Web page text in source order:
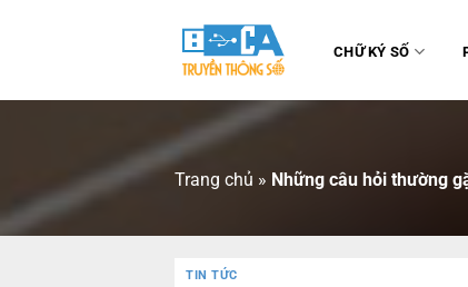
dung
CHỮ KÝ SỐ
Trang chủ » Những câu hỏi thường
TIN TỨC